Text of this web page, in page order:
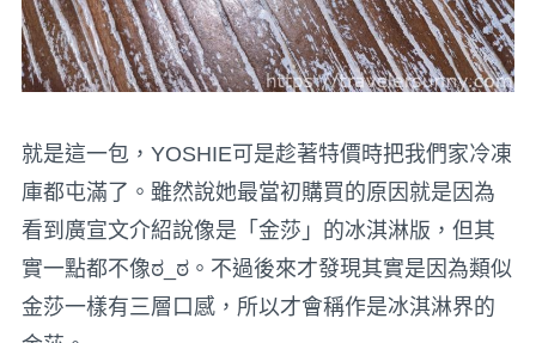
就是這一包，YOSHIE可是趁著特價時把我們家冷凍
庫都屯滿了。雖然說她最當初購買的原因就是因為
看到廣宣文介紹說像是「金莎」的冰淇淋版，但其
實一點都不像ಠ_ಠ。不過後來才發現其實是因為類似
金莎一樣有三層口感，所以才會稱作是冰淇淋界的